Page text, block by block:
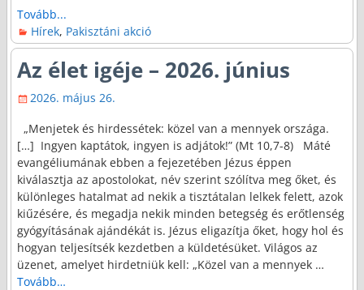
Tovább...
Hírek, Pakisztáni akció
Az élet igéje – 2026. június
2026. május 26.
„Menjetek és hirdessétek: közel van a mennyek országa.
[…] Ingyen kaptátok, ingyen is adjátok!” (Mt 10,7-8) Máté
evangéliumának ebben a fejezetében Jézus éppen
kiválasztja az apostolokat, név szerint szólítva meg őket, és
különleges hatalmat ad nekik a tisztátalan lelkek felett, azok
kiűzésére, és megadja nekik minden betegség és erőtlenség
gyógyításának ajándékát is. Jézus eligazítja őket, hogy hol és
hogyan teljesítsék kezdetben a küldetésüket. Világos az
üzenet, amelyet hirdetniük kell: „Közel van a mennyek …
Tovább…